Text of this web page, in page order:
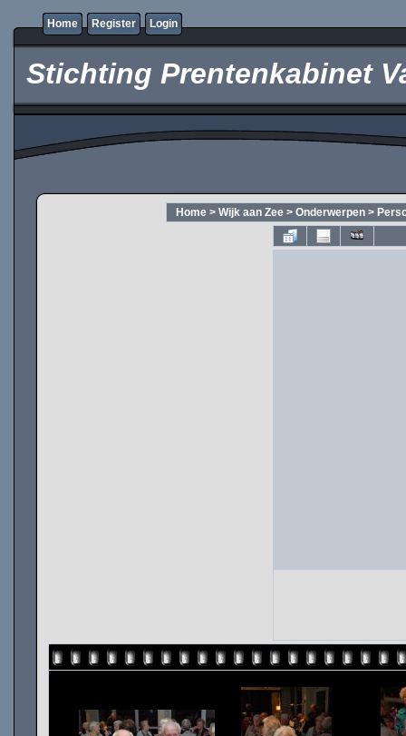
Home Register Login
Stichting Prentenkabinet
Home > Wijk aan Zee > Onderwerpen >